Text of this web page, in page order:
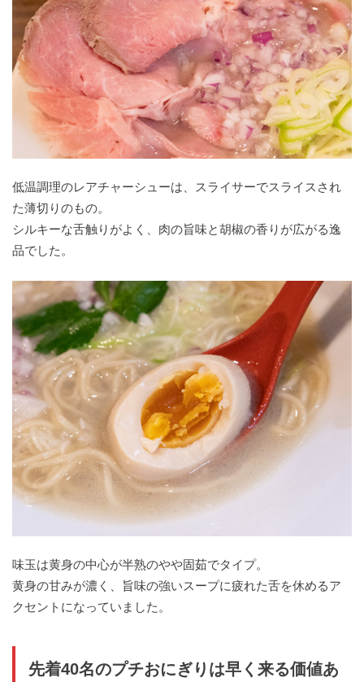
低温調理のレアチャーシューは、スライサーでスライスされ
た薄切りのもの。
シルキーな舌触りがよく、肉の旨味と胡椒の香りが広がる逸
品でした。
味玉は黄身の中心が半熟のやや固茹でタイプ。
黄身の甘みが濃く、旨味の強いスープに疲れた舌を休めるア
クセントになっていました。
先着40名のプチおにぎりは早く来る価値あ